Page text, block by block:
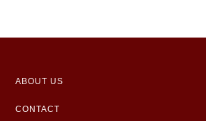
ABOUT US
CONTACT